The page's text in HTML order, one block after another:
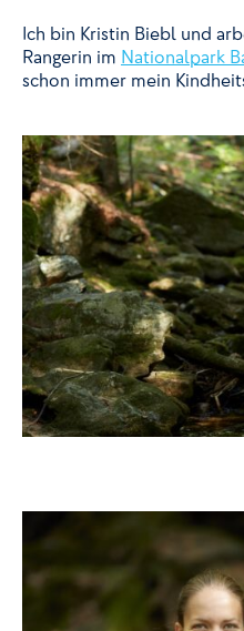
Ich bin Kristin Biebl und
Rangerin im Nationalpark
schon immer mein